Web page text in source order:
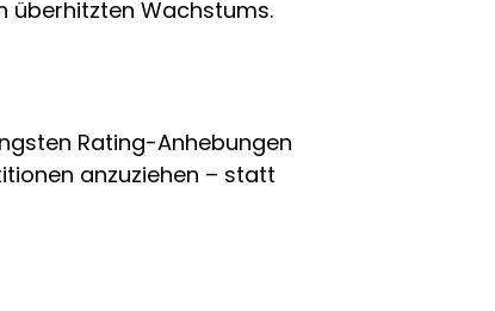
überhitzten Wachstums.
Rating-Anhebungen
anzuziehen – statt